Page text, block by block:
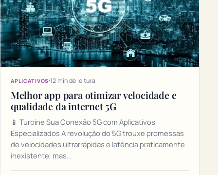
APLICATIVOS 12 min de leitura
Melhor app para otimizar velocidade e
qualidade da internet 5G
📱 Turbine Sua Conexão 5G com Aplicativos
Especializados A revolução do 5G trouxe promessas
de velocidades ultrarrápidas e latência praticamente
inexistente, mas…